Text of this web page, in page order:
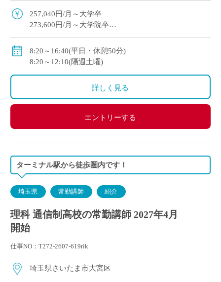
にした指導を展開
257,040円/月～大学卒
273,600円/月～大学院卒
・各種手当：住宅・講習・入試手当等
初年度：3.69カ月(6月：0.69カ月、12月：3カ月)
2年目以降：5.3カ月(6月：2.3カ月、12月：3.0カ月 )※
・昇給あり
・交通費別途支給
8:20～16:40(平日・休憩50分)
8:20～12:10(隔週土曜)
詳しく見る
エントリーする
ターミナル駅から徒歩圏内です！
埼玉県 常勤講師 紹介
理科 通信制高校の常勤講師 2027年4月
開始
仕事NO：T272-2607-619rik
埼玉県さいたま市大宮区